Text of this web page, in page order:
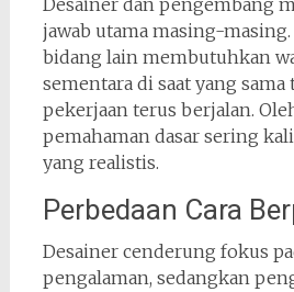
Desainer dan pengembang
jawab utama masing-
bidang lain membutuhkan
sementara di saat yang
pekerjaan terus berjalan.
pemahaman dasar sering
yang realistis.
Perbedaan Cara
Desainer cenderung fokus
pengalaman, sedangkan